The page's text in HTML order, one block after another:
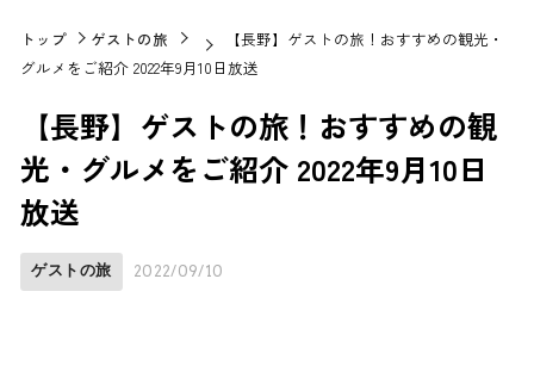
トップ ゲストの旅
【長野】ゲストの旅！おすすめの観光・
グルメをご紹介 2022年9月10日放送
【長野】ゲストの旅！おすすめの観
光・グルメをご紹介 2022年9月10日
放送
ゲストの旅 2022/09/10